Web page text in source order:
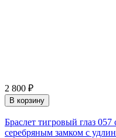
2 800 ₽
В корзину
Браслет тигровый глаз
серебряным замком с